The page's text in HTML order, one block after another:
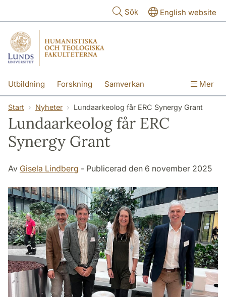
Sök English website
Utbildning Forskning Samverkan
Kontakt Om fakulteterna
Mer
Start Nyheter Lundaarkeolog får ERC Synergy Grant
Lundaarkeolog får ERC
Synergy Grant
Av Gisela Lindberg - Publicerad den 6 november 2025